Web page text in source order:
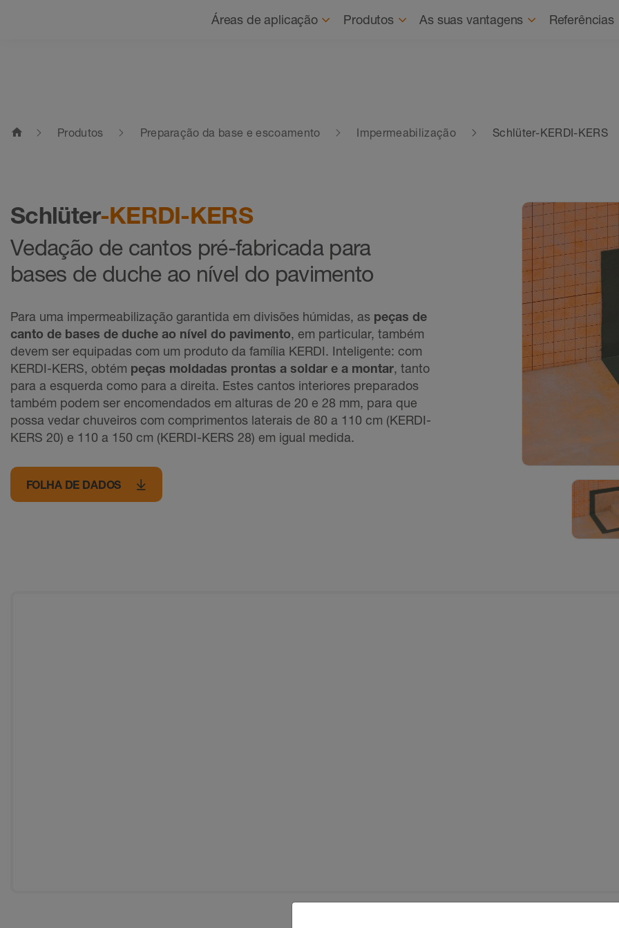
Áreas de aplicação Produtos As suas vantagens Referências
home Produtos Preparação da base e escoamento Impermeabilização Schlüter-KERDI-KERS
Schlüter-KERDI-KERS
Vedação de cantos pré-fabricada para
bases de duche ao nível do pavimento
Para uma impermeabilização garantida em divisões húmidas, as peças de
canto de bases de duche ao nível do pavimento, em particular, também
devem ser equipadas com um produto da família KERDI. Inteligente: com
KERDI-KERS, obtém peças moldadas prontas a soldar e a montar, tanto
para a esquerda como para a direita. Estes cantos interiores preparados
também podem ser encomendados em alturas de 20 e 28 mm, para que
possa vedar chuveiros com comprimentos laterais de 80 a 110 cm (KERDI-
KERS 20) e 110 a 150 cm (KERDI-KERS 28) em igual medida.
FOLHA DE DADOS